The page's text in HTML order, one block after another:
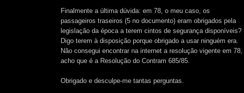
Finalmente a última dúvida: em 78, o meu caso, os
passageiros traseiros (5 no documento) eram obrigados pela
legislação da época a terem cintos de segurança disponíveis?
Digo terem à disposição porque obrigado a usar ninguém era.
Não consegui encontrar na internet a resolução vigente em 78,
acho que é a Resolução do Contram 685/85.
Obrigado e desculpe-me tantas perguntas.